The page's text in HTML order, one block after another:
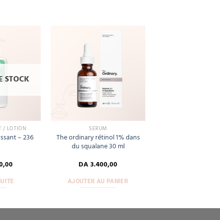
STOCK
/ LOTION
– 236
SÉRUM
The ordinary rétinol 1% dans
du squalane 30 ml
DA3.400,00
AJOUTER AU PANIER